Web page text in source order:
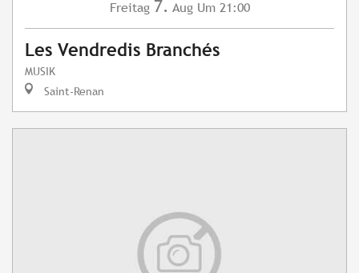
Freitag 7. Aug Um 21:00
Les Vendredis Branchés
MUSIK
Saint-Renan